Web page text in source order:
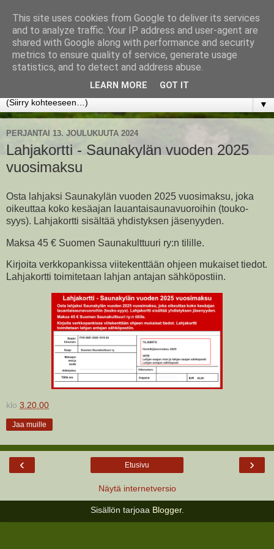
www.jyrkikokko.fi
Uusi Suunta - Jokainen hetki tarjoaa tilaisuuden muuttaa
▼
PERJANTAI 13. JOULUKUUTA 2024
Lahjakortti - Saunakylän vuoden 2025
vuosimaksu
Osta lahjaksi Saunakylän vuoden 2025 vuosimaksu, joka
oikeuttaa koko kesäajan lauantaisaunavuoroihin (touko-
syys). Lahjakortti sisältää yhdistyksen jäsenyyden.
Maksa 45 € Suomen Saunakulttuuri ry:n tilille.
Kirjoita verkkopankissa viitekenttään ohjeen mukaiset tiedot.
Lahjakortti toimitetaan lahjan antajan sähköpostiin.
klo 3.20.00
Jaa muille
‹ ›
Etusivu
Näytä internetversio
Sisällön tarjoaa Blogger.
This site uses cookies from Google to deliver its services
and to analyze traffic. Your IP address and user-agent are
shared with Google along with performance and security
metrics to ensure quality of service, generate usage
statistics, and to detect and address abuse.
LEARN MORE GOT IT